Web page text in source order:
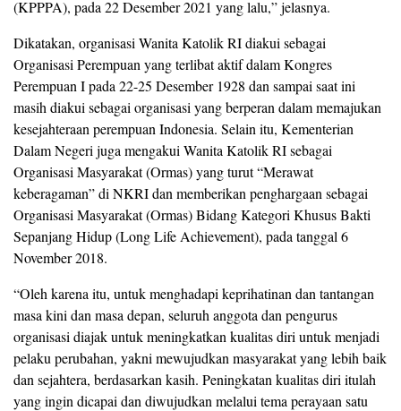
(KPPPA), pada 22 Desember 2021 yang lalu,” jelasnya.
Dikatakan, organisasi Wanita Katolik RI diakui sebagai
Organisasi Perempuan yang terlibat aktif dalam Kongres
Perempuan I pada 22-25 Desember 1928 dan sampai saat ini
masih diakui sebagai organisasi yang berperan dalam memajukan
kesejahteraan perempuan Indonesia. Selain itu, Kementerian
Dalam Negeri juga mengakui Wanita Katolik RI sebagai
Organisasi Masyarakat (Ormas) yang turut “Merawat
keberagaman” di NKRI dan memberikan penghargaan sebagai
Organisasi Masyarakat (Ormas) Bidang Kategori Khusus Bakti
Sepanjang Hidup (Long Life Achievement), pada tanggal 6
November 2018.
“Oleh karena itu, untuk menghadapi keprihatinan dan tantangan
masa kini dan masa depan, seluruh anggota dan pengurus
organisasi diajak untuk meningkatkan kualitas diri untuk menjadi
pelaku perubahan, yakni mewujudkan masyarakat yang lebih baik
dan sejahtera, berdasarkan kasih. Peningkatan kualitas diri itulah
yang ingin dicapai dan diwujudkan melalui tema perayaan satu